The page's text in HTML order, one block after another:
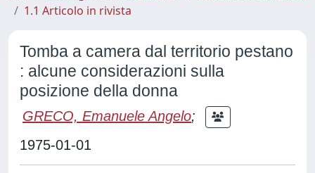
1.1 Articolo in rivista
Tomba a camera dal territorio pestano
: alcune considerazioni sulla
posizione della donna
GRECO, Emanuele Angelo;
1975-01-01